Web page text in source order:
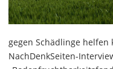
gegen Schädlinge helfen
NachDenkSeiten-